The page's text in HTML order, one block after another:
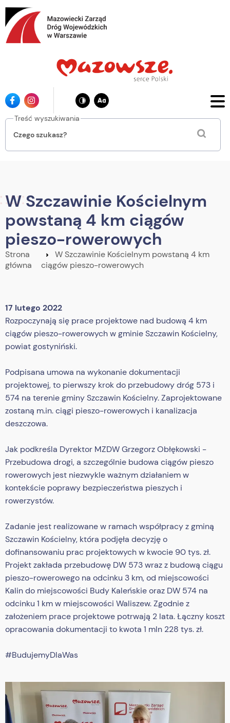
Przejdź
do
głównej
treści
Ikona
facebook
Ikona
instagrama
Treść wyszukiwania
W Szczawinie Kościelnym
powstaną 4 km ciągów
pieszo-rowerowych
Strona
główna
W Szczawinie Kościelnym powstaną 4 km
ciągów pieszo-rowerowych
17 lutego 2022
Rozpoczynają się prace projektowe nad budową 4 km
ciągów pieszo-rowerowych w gminie Szczawin Kościelny,
powiat gostyniński.
Podpisana umowa na wykonanie dokumentacji
projektowej, to pierwszy krok do przebudowy dróg 573 i
574 na terenie gminy Szczawin Kościelny. Zaprojektowane
zostaną m.in. ciągi pieszo-rowerowych i kanalizacja
deszczowa.
Jak podkreśla Dyrektor MZDW Grzegorz Obłękowski -
Przebudowa drogi, a szczególnie budowa ciągów pieszo
rowerowych jest niezwykle ważnym działaniem w
kontekście poprawy bezpieczeństwa pieszych i
rowerzystów.
Zadanie jest realizowane w ramach współpracy z gminą
Szczawin Kościelny, która podjęła decyzję o
dofinansowaniu prac projektowych w kwocie 90 tys. zł.
Projekt zakłada przebudowę DW 573 wraz z budową ciągu
pieszo-rowerowego na odcinku 3 km, od miejscowości
Kalin do miejscowości Budy Kaleńskie oraz DW 574 na
odcinku 1 km w miejscowości Waliszew. Zgodnie z
założeniem prace projektowe potrwają 2 lata. Łączny koszt
opracowania dokumentacji to kwota 1 mln 228 tys. zł.
#BudujemyDlaWas